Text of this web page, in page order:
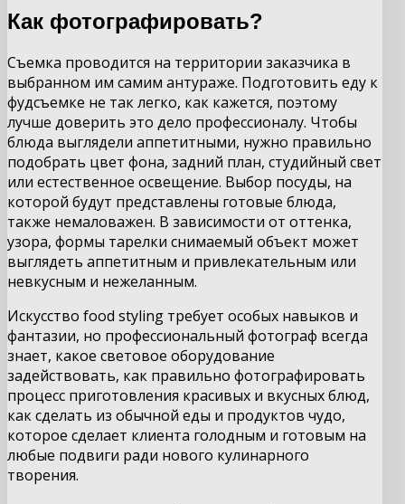
Как фотографировать?
Съемка проводится на территории заказчика в
выбранном им самим антураже. Подготовить еду к
фудсъемке не так легко, как кажется, поэтому
лучше доверить это дело профессионалу. Чтобы
блюда выглядели аппетитными, нужно правильно
подобрать цвет фона, задний план, студийный свет
или естественное освещение. Выбор посуды, на
которой будут представлены готовые блюда,
также немаловажен. В зависимости от оттенка,
узора, формы тарелки снимаемый объект может
выглядеть аппетитным и привлекательным или
невкусным и нежеланным.
Искусство food styling требует особых навыков и
фантазии, но профессиональный фотограф всегда
знает, какое световое оборудование
задействовать, как правильно фотографировать
процесс приготовления красивых и вкусных блюд,
как сделать из обычной еды и продуктов чудо,
которое сделает клиента голодным и готовым на
любые подвиги ради нового кулинарного
творения.